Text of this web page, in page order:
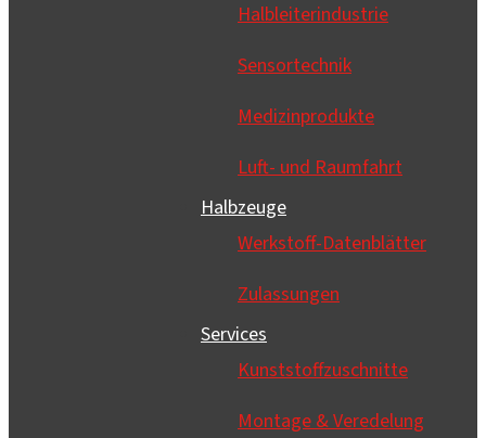
Halbleiterindustrie
Sensortechnik
Medizinprodukte
Luft- und Raumfahrt
Halbzeuge
Werkstoff-Datenblätter
Zulassungen
Services
Kunststoffzuschnitte
Montage & Veredelung